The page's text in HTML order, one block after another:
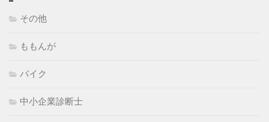
その他
ももんが
バイク
中小企業診断士